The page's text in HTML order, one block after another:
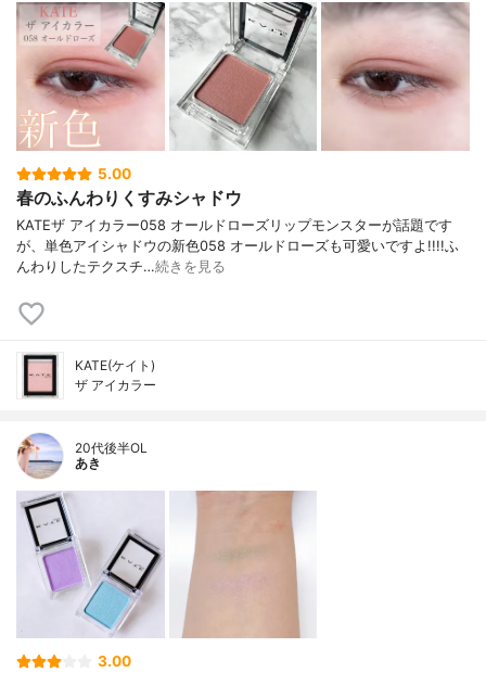
5.00
春のふんわりくすみシャドウ
KATEザ アイカラー058 オールドローズリップモンスターが話題です
が、単色アイシャドウの新色058 オールドローズも可愛いですよ!!!!ふ
んわりしたテクスチ…続きを見る
KATE(ケイト)
ザ アイカラー
20代後半OL
あき
3.00